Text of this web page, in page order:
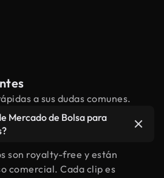
a sus dudas comunes.
Mercado de Bolsa para
son royalty-free y están
comercial. Cada clip es